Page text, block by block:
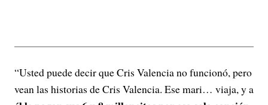
“Usted puede decir que Cris Valencia no funcionó, pero
vean las historias de Cris Valencia. Ese mari… viaja, y a